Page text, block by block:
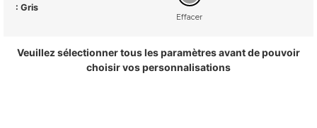
: Gris
Effacer
Veuillez sélectionner tous les paramètres avant de pouvoir
choisir vos personnalisations